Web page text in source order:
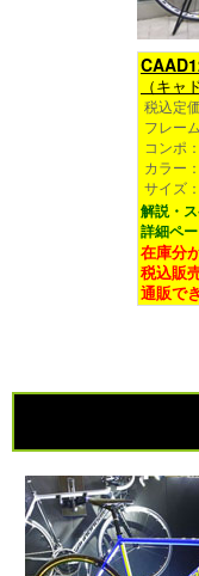
（キャ
税込定
フレー
コンポ
カラー：
サイズ
解説・
詳細ペ
在庫分
税込販
通販で